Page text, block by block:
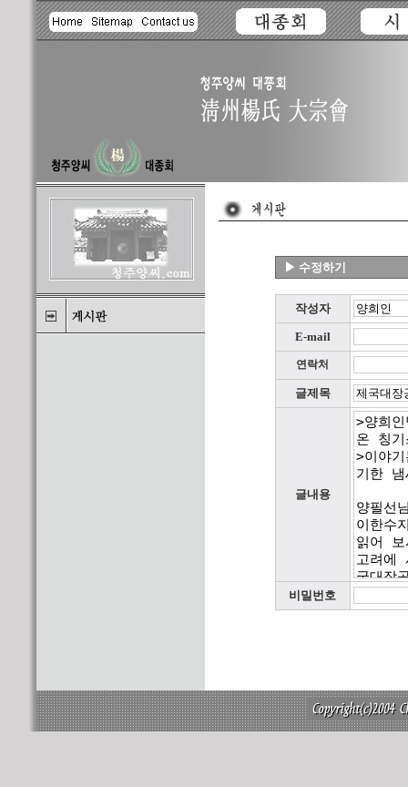
▶ 수정하기
작성자
E-mail
연락처
글제목
글내용
비밀번호